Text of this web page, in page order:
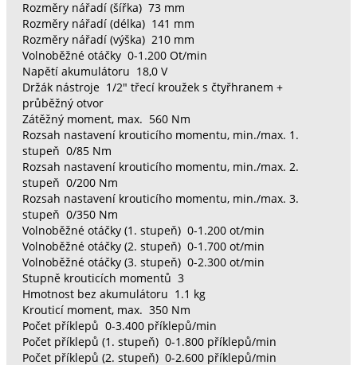
Rozměry nářadí (šířka) 73 mm
Rozměry nářadí (délka) 141 mm
Rozměry nářadí (výška) 210 mm
Volnoběžné otáčky 0-1.200 Ot/min
Napětí akumulátoru 18,0 V
Držák nástroje 1/2" třecí kroužek s čtyřhranem +
průběžný otvor
Zátěžný moment, max. 560 Nm
Rozsah nastavení krouticího momentu, min./max. 1.
stupeň 0/85 Nm
Rozsah nastavení krouticího momentu, min./max. 2.
stupeň 0/200 Nm
Rozsah nastavení krouticího momentu, min./max. 3.
stupeň 0/350 Nm
Volnoběžné otáčky (1. stupeň) 0-1.200 ot/min
Volnoběžné otáčky (2. stupeň) 0-1.700 ot/min
Volnoběžné otáčky (3. stupeň) 0-2.300 ot/min
Stupně krouticích momentů 3
Hmotnost bez akumulátoru 1.1 kg
Krouticí moment, max. 350 Nm
Počet příklepů 0-3.400 příklepů/min
Počet příklepů (1. stupeň) 0-1.800 příklepů/min
Počet příklepů (2. stupeň) 0-2.600 příklepů/min